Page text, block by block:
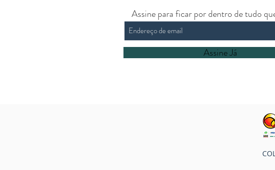
Assine para ficar por dentro de tudo
Assine Já